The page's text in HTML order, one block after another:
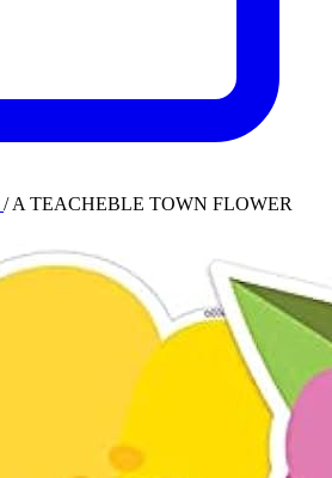
/ A TEACHEBLE TOWN FLOWER